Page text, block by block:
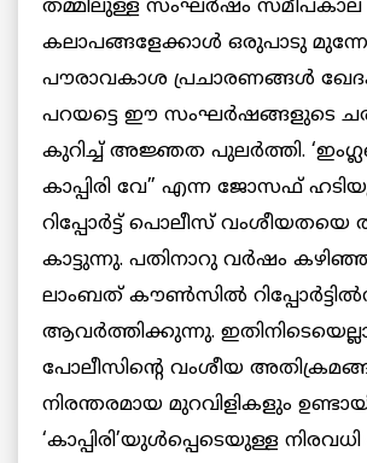
തമ്മിലുള്ള സംഘര്‍ഷം സമീപകാല
കലാപങ്ങളേക്കാള്‍ ഒരുപാടു
പൗരാവകാശ പ്രചാരണങ്ങള്‍
പറയട്ടെ ഈ സംഘര്‍ഷങ്ങളുടെ
കുറിച്ച് അജ്ഞത പുലര്‍ത്തി.
കാപ്പിരി വേ” എന്ന ജോസഫ്
റിപ്പോര്‍ട്ട് പൊലീസ് വംശീയതയെ
കാട്ടുന്നു. പതിനാറു വര്‍ഷം
ലാംബത് കൗണ്‍സില്‍
ആവര്‍ത്തിക്കുന്നു.
പോലീസിന്റെ വംശീയ
നിരന്തരമായ മുറവിളികളും
‘കാപ്പിരി’യുള്‍പ്പെടെയുള്ള